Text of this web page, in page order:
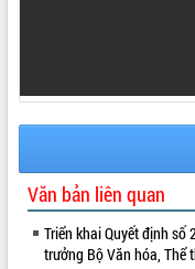
Văn bản liên quan
Triển khai Quyết định
trưởng Bộ Văn hóa, Thể